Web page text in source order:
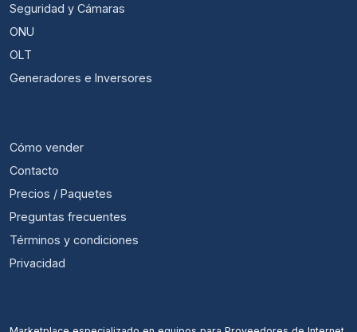
Seguridad y Cámaras
ONU
OLT
Generadores e Inversores
Cómo vender
Contacto
Precios / Paquetes
Preguntas frecuentes
Términos y condiciones
Privacidad